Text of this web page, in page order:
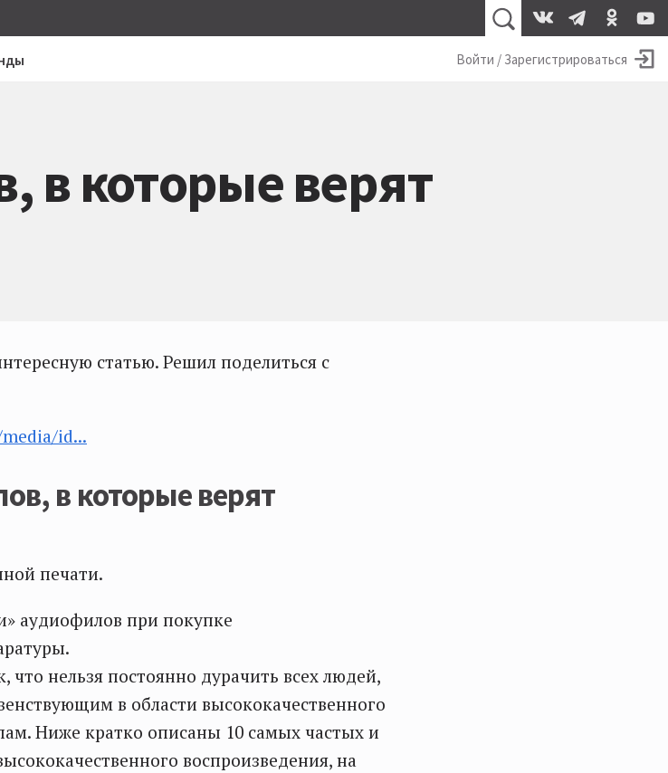
Войти / Зарегистрироваться
в которые верят
статью. Решил поделиться с
id...
в которые верят
печати.
аудиофилов при покупке
что нельзя постоянно дурачить всех людей,
в области высококачественного
Ниже кратко описаны 10 самых частых и
воспроизведения, на